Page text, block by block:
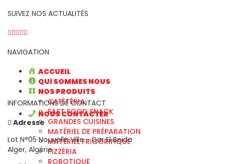
SUIVEZ NOS ACTUALITÉS
NAVIGATION
ACCUEIL
QUI SOMMES NOUS
NOS PRODUITS
CAFÉTÉRIA
FAST FOOD SNACK
GRANDES CUISINES
MATÉRIEL DE PRÉPARATION
MATÉRIEL FRIGORIFIQUE
PIZZÉRIA
ROBOTIQUE
NOUS CONTACTER
INFORMATIONS DE CONTACT
Adresse
Lot N°05 Nouvelle Ville - Dar El Beïda
Alger, Algérie